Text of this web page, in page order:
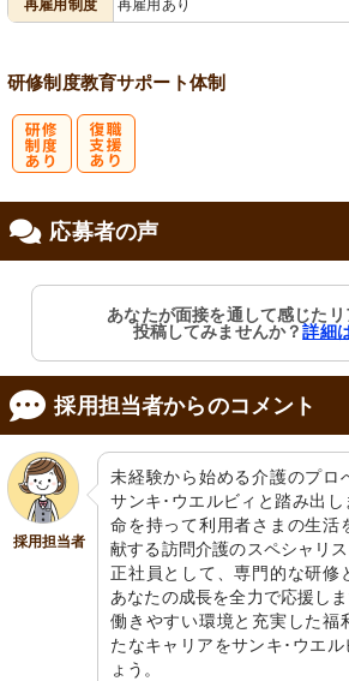
再雇用制度
再雇用あり
研修制度教育サポート体制
応募者の声
あなたが面接を通して感じた
投稿してみませんか？詳細
採用担当者からのコメント
採用担当者
未経験から始める介護のプロ
サンキ･ウエルビィと踏み出
命を持って利用者さまの生活
献する訪問介護のスペシャリス
正社員として、専門的な研修
あなたの成長を全力で応援しま
働きやすい環境と充実した福
たなキャリアをサンキ･ウエ
ょう。